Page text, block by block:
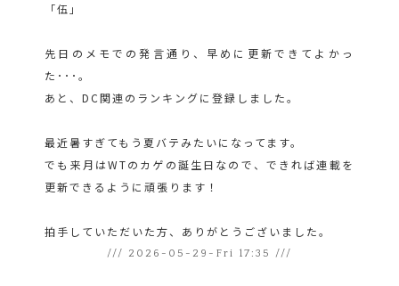
「伍」
先日のメモでの発言通り、早めに更新できてよかっ
た･･･。
あと、DC関連のランキングに登録しました。
最近暑すぎてもう夏バテみたいになってます。
でも来月はWTのカゲの誕生日なので、できれば連載を
更新できるように頑張ります！
拍手していただいた方、ありがとうございました。
/// 2026-05-29-Fri 17:35 ///